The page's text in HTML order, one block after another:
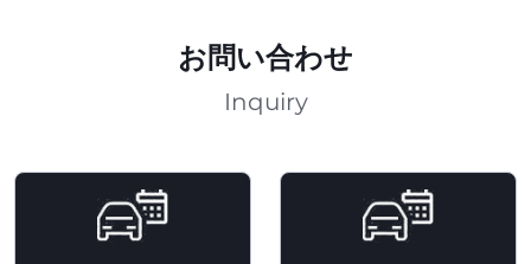
お問い合わせ
Inquiry